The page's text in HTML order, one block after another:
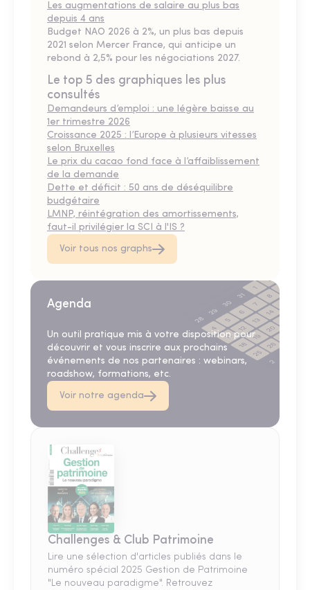
Les augmentations de salaire au plus bas
depuis 4 ans
Budget NAO 2026 à 2%, un plus bas depuis
2021 selon Mercer France, qui anticipe un
rebond à 2,5% pour les négociations 2027.
Le top 5 des graphiques les plus
consultés
Demandeurs d’emploi : une légère baisse au
1er trimestre 2026
Croissance 2025 : l’Europe à plusieurs vitesses
selon Bruxelles
Le prix du cacao fond face à l’affaiblissement
de la demande
Dette et déficit : 50 ans de déséquilibre
budgétaire
LMNP, réintégration des amortissements,
faut-il privilégier la SCI à l'IS ?
Voir tous nos graphs
Agenda
Un outil pratique mis à votre disposition pour
découvrir et vous inscrire aux prochains
événements de nos partenaires : webinars,
roadshow, formations, etc.
Voir notre agenda
Challenges & Club Patrimoine
Lire une sélection d'articles publiés dans le
numéro spécial 2025 Gestion de Patrimoine
"Le nouveau paradigme". Retrouvez